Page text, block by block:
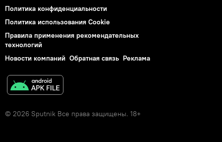
Политика конфиденциальности
Политика использования Cookie
Правила применения рекомендательных
технологий
Новости компаний Обратная связь Реклама
© 2026 Sputnik Все права защищены. 18+